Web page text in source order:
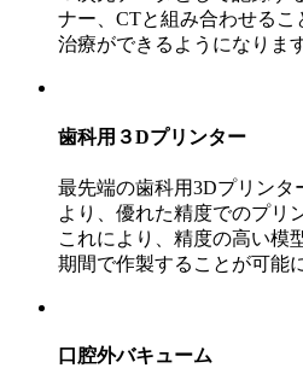
ナー、CTと組み合わせる
治療ができるようになります
歯科用３Dプリンター
最先端の歯科用3Dプリン
より、優れた精度でのプリ
これにより、精度の高い模
期間で作製することが可能
口腔外バキューム